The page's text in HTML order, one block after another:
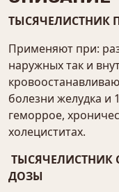
ТЫСЯЧЕЛИСТНИК
Применяют при:
наружных так и
болезни желудка и
геморрое,
холециститах.
ТЫСЯЧЕЛИСТНИК
ДОЗЫ